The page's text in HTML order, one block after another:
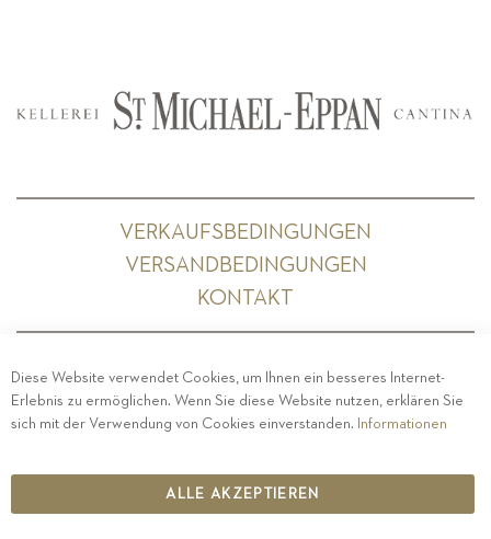
VERKAUFSBEDINGUNGEN
VERSANDBEDINGUNGEN
KONTAKT
PRIVACY-IMPRESSUM- COOKIE POLICY-
ETHISCHER KODEX
IT00126670215
Diese Website verwendet Cookies, um Ihnen ein besseres Internet-
Erlebnis zu ermöglichen. Wenn Sie diese Website nutzen, erklären Sie
sich mit der Verwendung von Cookies einverstanden. Informationen
ALLE AKZEPTIEREN